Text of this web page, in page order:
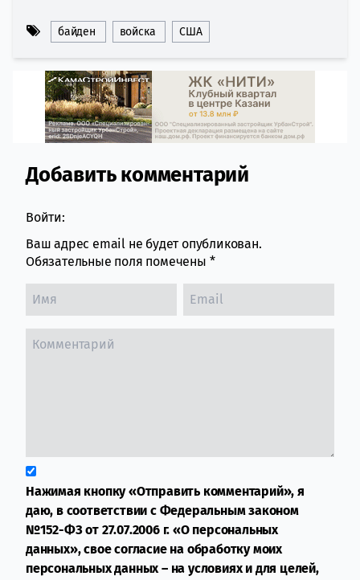
байден войска США
Comment section
Добавить комментарий
Войти:
Ваш адрес email не будет опубликован.
Обязательные поля помечены *
Нажимая кнопку «Отправить комментарий», я
даю, в соответствии с Федеральным законом
№152-ФЗ от 27.07.2006 г. «О персональных
данных», свое согласие на обработку моих
персональных данных – на условиях и для целей,